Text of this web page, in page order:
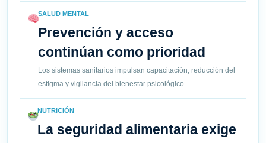
SALUD MENTAL
Prevención y acceso
continúan como prioridad
Los sistemas sanitarios impulsan capacitación, reducción del
estigma y vigilancia del bienestar psicológico.
NUTRICIÓN
La seguridad alimentaria exige